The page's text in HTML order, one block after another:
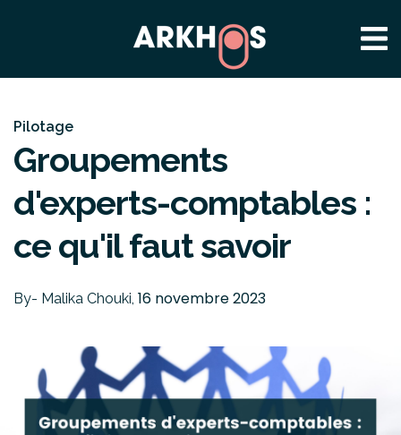
Pilotage
Groupements
d'experts-comptables :
ce qu'il faut savoir
By- Malika Chouki, 16 novembre 2023